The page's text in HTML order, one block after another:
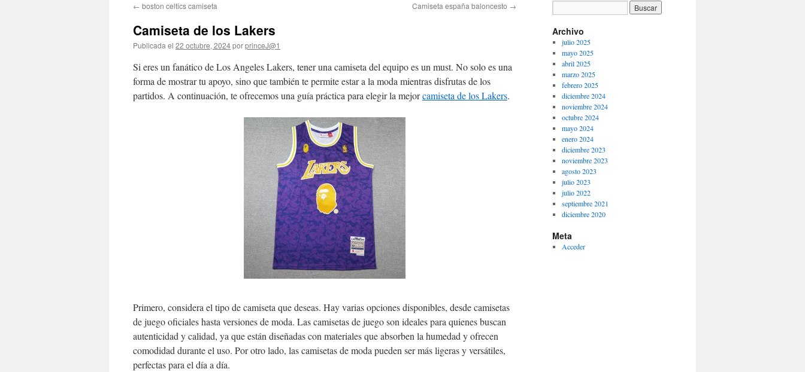
contenido
← boston celtics camiseta Camiseta españa baloncesto →
Camiseta de los Lakers
Publicada el 22 octubre, 2024porprinceJ@1
Si eres un fanático de Los Angeles Lakers, tener una camiseta del equipo es un must. No solo es una
forma de mostrar tu apoyo, sino que también te permite estar a la moda mientras disfrutas de los
partidos. A continuación, te ofrecemos una guía práctica para elegir la mejorcamiseta de los Lakers.
Primero, considera el tipo de camiseta que deseas. Hay varias opciones disponibles, desde camisetas
de juego oficiales hasta versiones de moda. Las camisetas de juego son ideales para quienes buscan
autenticidad y calidad, ya que están diseñadas con materiales que absorben la humedad y ofrecen
comodidad durante el uso. Por otro lado, las camisetas de moda pueden ser más ligeras y versátiles,
perfectas para el día a día.
Archivo
julio 2025
mayo 2025
abril 2025
marzo 2025
febrero 2025
diciembre 2024
noviembre 2024
octubre 2024
mayo 2024
enero 2024
diciembre 2023
noviembre 2023
agosto 2023
julio 2023
julio 2022
septiembre 2021
diciembre 2020
Meta
Acceder